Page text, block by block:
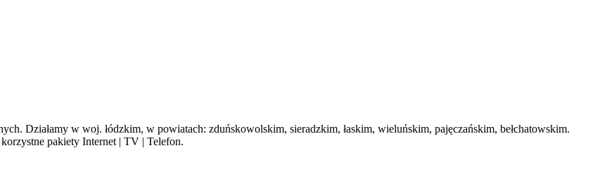
Działamy w woj. łódzkim, w powiatach: zduńskowolskim, sieradzkim, łaskim, wieluńskim, pajęczańskim, bełchatowskim.
pakiety Internet | TV | Telefon.